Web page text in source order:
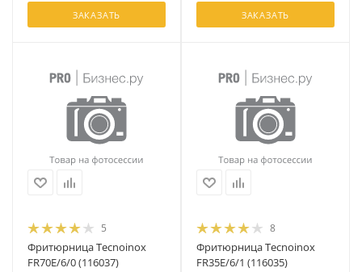
ЗАКАЗАТЬ ЗАКАЗАТЬ
5
Фритюрница Tecnoinox
FR70E/6/0 (116037)
8
Фритюрница Tecnoinox
FR35E/6/1 (116035)